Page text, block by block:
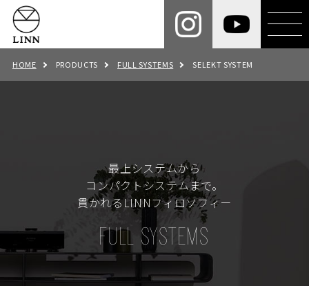
HOME PRODUCTS FULL SYSTEMS SELEKT SYSTEM
最上システムから
コンパクトシステムまで。
貫かれるLINNフィロソフィー
FULL SYSTEMS